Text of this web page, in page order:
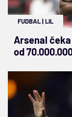
FUDBAL|LIL
Arsenal
od